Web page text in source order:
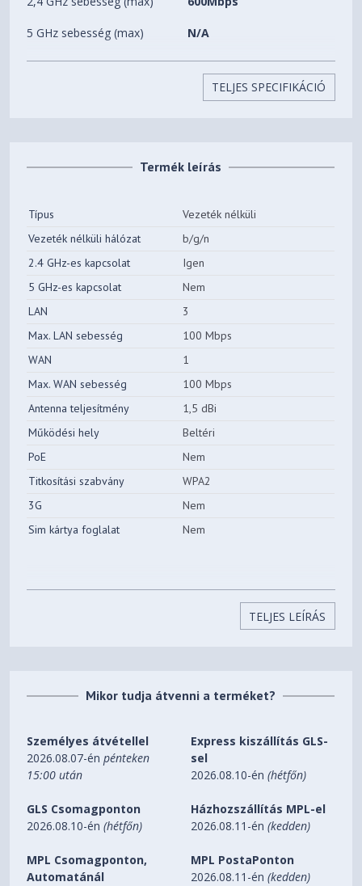
5 GHz sebesség (max) N/A
Egyéb csatlakozók N/A
TELJES SPECIFIKÁCIÓ
Termék leírás
Típus
Vezeték nélküli
Vezeték nélküli hálózat
b/g/n
2.4 GHz-es kapcsolat
Igen
5 GHz-es kapcsolat
Nem
LAN
3
Max. LAN sebesség
100 Mbps
WAN
1
Max. WAN sebesség
100 Mbps
Antenna teljesítmény
1,5 dBi
Működési hely
Beltéri
PoE
Nem
Titkosítási szabvány
WPA2
3G
Nem
Sim kártya foglalat
Nem
TELJES LEÍRÁS
Mikor tudja átvenni a terméket?
Személyes átvétellel
2026.08.07-énpénteken
15:00 után
Express kiszállítás GLS-
sel
2026.08.10-én(hétfőn)
GLS Csomagponton
2026.08.10-én(hétfőn)
Házhozszállítás MPL-el
2026.08.11-én(kedden)
MPL Csomagponton,
Automatánál
MPL PostaPonton
2026.08.11-én(kedden)